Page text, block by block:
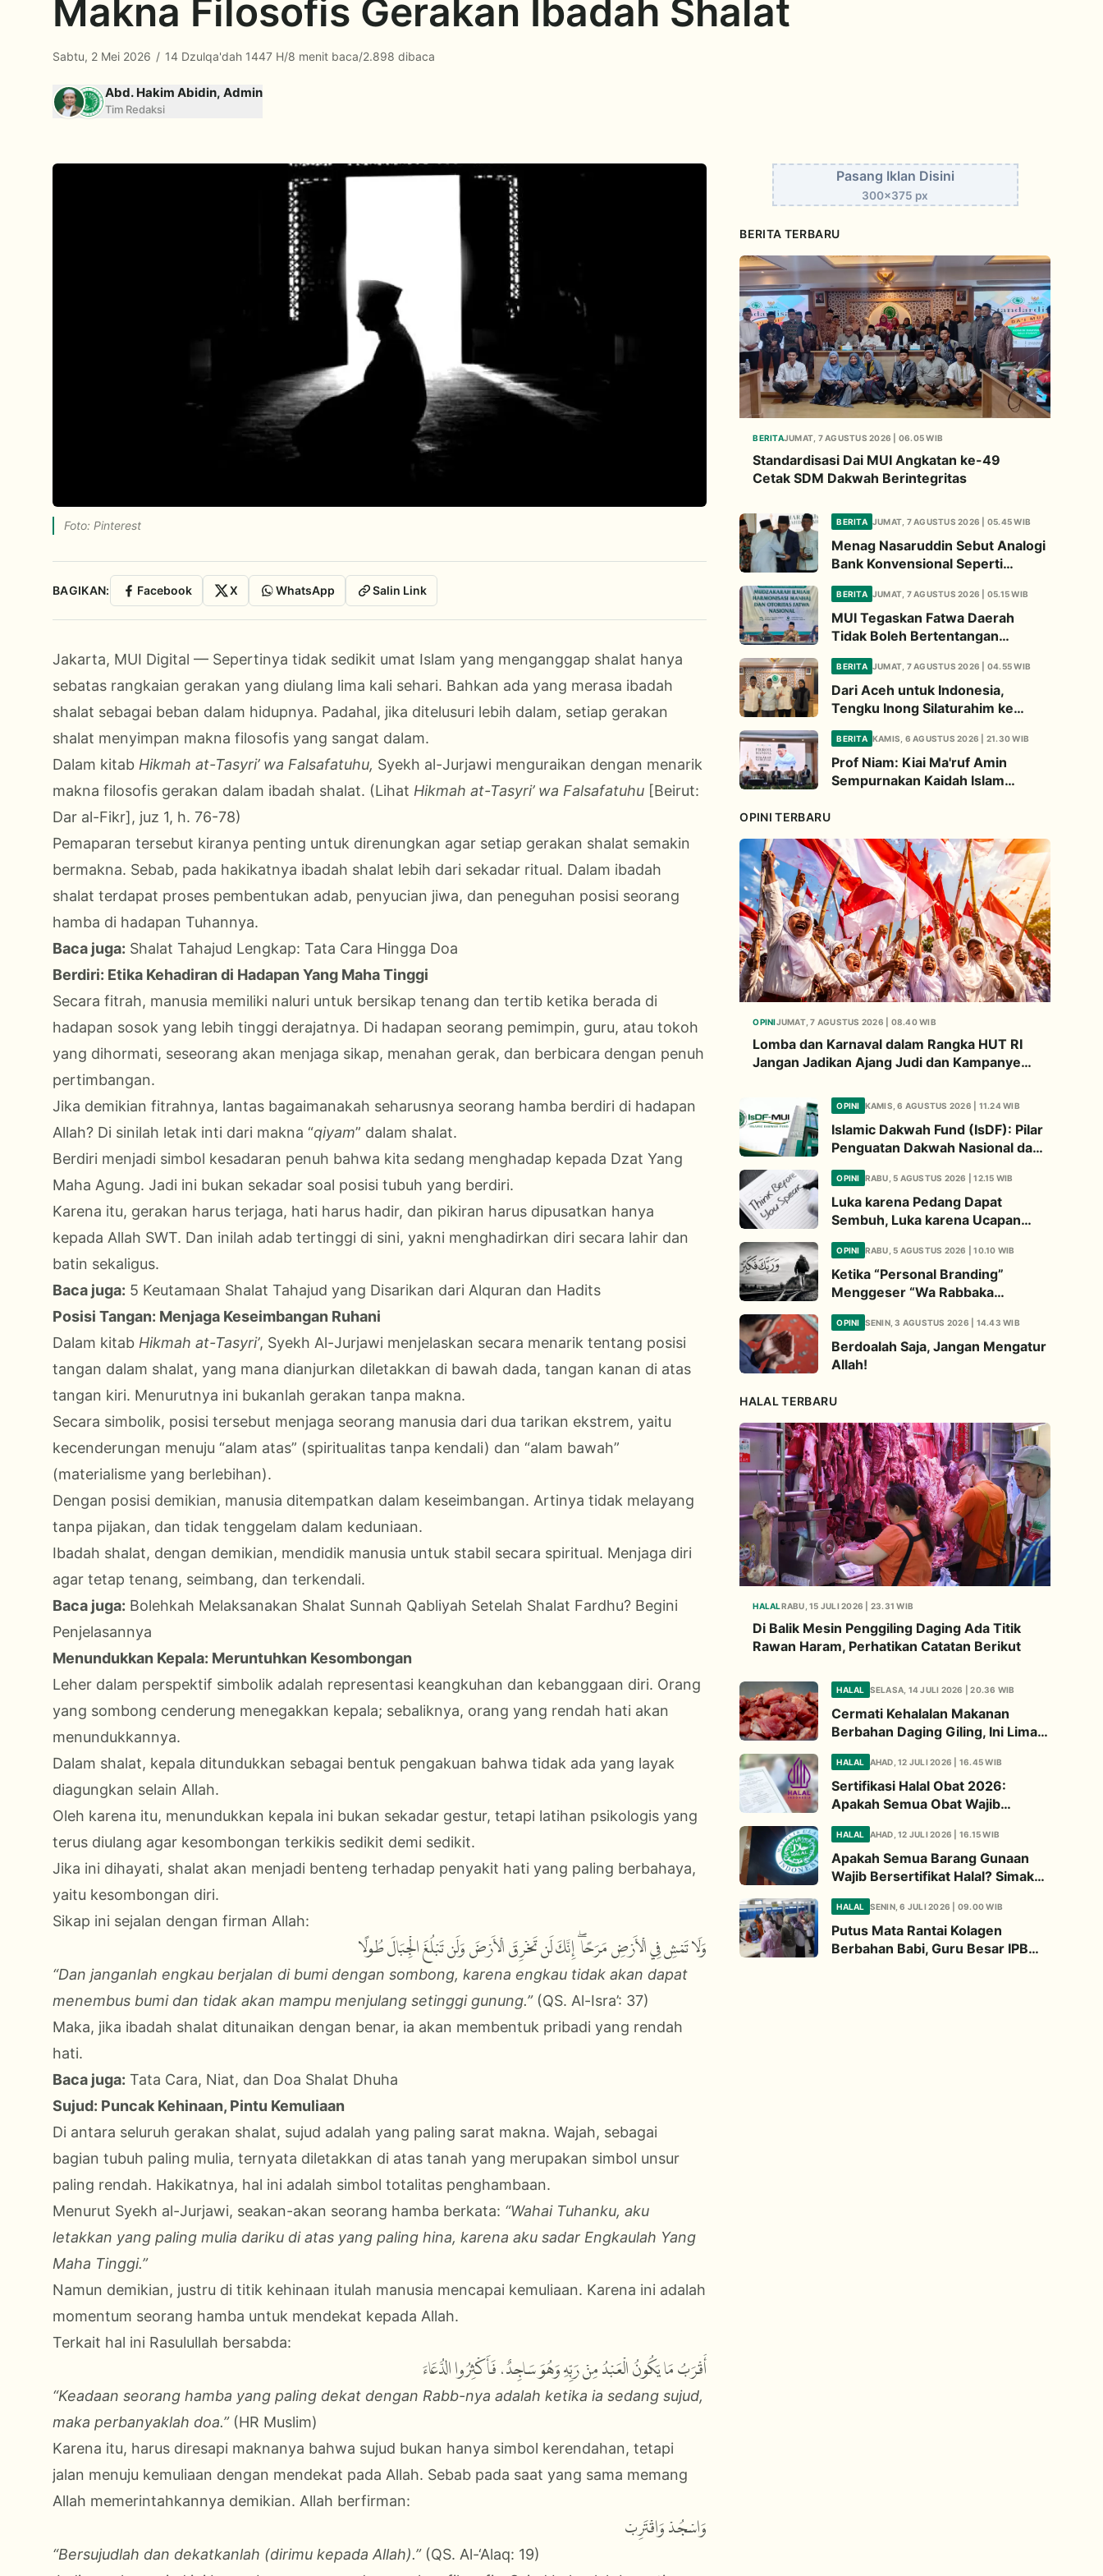
Makna Filosofis Gerakan Ibadah Shalat
Sabtu, 2 Mei 2026 / 14 Dzulqa'dah 1447 H/8 menit baca/2.898 dibaca
Abd. Hakim Abidin, Admin
Tim Redaksi
Foto: Pinterest
BAGIKAN: Facebook X WhatsApp Salin Link
Jakarta, MUI Digital — Sepertinya tidak sedikit umat Islam yang menganggap shalat hanya
sebatas rangkaian gerakan yang diulang lima kali sehari. Bahkan ada yang merasa ibadah
shalat sebagai beban dalam hidupnya. Padahal, jika ditelusuri lebih dalam, setiap gerakan
shalat menyimpan makna filosofis yang sangat dalam.
Dalam kitab Hikmah at-Tasyri’ wa Falsafatuhu, Syekh al-Jurjawi menguraikan dengan menarik
makna filosofis gerakan dalam ibadah shalat. (Lihat Hikmah at-Tasyri’ wa Falsafatuhu [Beirut:
Dar al-Fikr], juz 1, h. 76-78)
Pemaparan tersebut kiranya penting untuk direnungkan agar setiap gerakan shalat semakin
bermakna. Sebab, pada hakikatnya ibadah shalat lebih dari sekadar ritual. Dalam ibadah
shalat terdapat proses pembentukan adab, penyucian jiwa, dan peneguhan posisi seorang
hamba di hadapan Tuhannya.
Baca juga: Shalat Tahajud Lengkap: Tata Cara Hingga Doa
Berdiri: Etika Kehadiran di Hadapan Yang Maha Tinggi
Secara fitrah, manusia memiliki naluri untuk bersikap tenang dan tertib ketika berada di
hadapan sosok yang lebih tinggi derajatnya. Di hadapan seorang pemimpin, guru, atau tokoh
yang dihormati, seseorang akan menjaga sikap, menahan gerak, dan berbicara dengan penuh
pertimbangan.
Jika demikian fitrahnya, lantas bagaimanakah seharusnya seorang hamba berdiri di hadapan
Allah? Di sinilah letak inti dari makna “qiyam” dalam shalat.
Berdiri menjadi simbol kesadaran penuh bahwa kita sedang menghadap kepada Dzat Yang
Maha Agung. Jadi ini bukan sekadar soal posisi tubuh yang berdiri.
Karena itu, gerakan harus terjaga, hati harus hadir, dan pikiran harus dipusatkan hanya
kepada Allah SWT. Dan inilah adab tertinggi di sini, yakni menghadirkan diri secara lahir dan
batin sekaligus.
Baca juga: 5 Keutamaan Shalat Tahajud yang Disarikan dari Alquran dan Hadits
Posisi Tangan: Menjaga Keseimbangan Ruhani
Dalam kitab Hikmah at-Tasyri’, Syekh Al-Jurjawi menjelaskan secara menarik tentang posisi
tangan dalam shalat, yang mana dianjurkan diletakkan di bawah dada, tangan kanan di atas
tangan kiri. Menurutnya ini bukanlah gerakan tanpa makna.
Secara simbolik, posisi tersebut menjaga seorang manusia dari dua tarikan ekstrem, yaitu
kecenderungan menuju “alam atas” (spiritualitas tanpa kendali) dan “alam bawah”
(materialisme yang berlebihan).
Dengan posisi demikian, manusia ditempatkan dalam keseimbangan. Artinya tidak melayang
tanpa pijakan, dan tidak tenggelam dalam keduniaan.
Ibadah shalat, dengan demikian, mendidik manusia untuk stabil secara spiritual. Menjaga diri
agar tetap tenang, seimbang, dan terkendali.
Baca juga: Bolehkah Melaksanakan Shalat Sunnah Qabliyah Setelah Shalat Fardhu? Begini
Penjelasannya
Menundukkan Kepala: Meruntuhkan Kesombongan
Leher dalam perspektif simbolik adalah representasi keangkuhan dan kebanggaan diri. Orang
yang sombong cenderung menegakkan kepala; sebaliknya, orang yang rendah hati akan
menundukkannya.
Dalam shalat, kepala ditundukkan sebagai bentuk pengakuan bahwa tidak ada yang layak
diagungkan selain Allah.
Oleh karena itu, menundukkan kepala ini bukan sekadar gestur, tetapi latihan psikologis yang
terus diulang agar kesombongan terkikis sedikit demi sedikit.
Jika ini dihayati, shalat akan menjadi benteng terhadap penyakit hati yang paling berbahaya,
yaitu kesombongan diri.
Sikap ini sejalan dengan firman Allah:
وَلَا تَمْشِ فِي الْأَرْضِ مَرَحًا ۖ إِنَّكَ لَن تَخْرِقَ الْأَرْضَ وَلَن تَبْلُغَ الْجِبَالَ طُولًا
“Dan janganlah engkau berjalan di bumi dengan sombong, karena engkau tidak akan dapat
menembus bumi dan tidak akan mampu menjulang setinggi gunung.”(QS. Al-Isra’: 37)
Maka, jika ibadah shalat ditunaikan dengan benar, ia akan membentuk pribadi yang rendah
hati.
Baca juga: Tata Cara, Niat, dan Doa Shalat Dhuha
Sujud: Puncak Kehinaan, Pintu Kemuliaan
Di antara seluruh gerakan shalat, sujud adalah yang paling sarat makna. Wajah, sebagai
bagian tubuh paling mulia, ternyata diletakkan di atas tanah yang merupakan simbol unsur
paling rendah. Hakikatnya, hal ini adalah simbol totalitas penghambaan.
Menurut Syekh al-Jurjawi, seakan-akan seorang hamba berkata: “Wahai Tuhanku, aku
letakkan yang paling mulia dariku di atas yang paling hina, karena aku sadar Engkaulah Yang
Maha Tinggi.”
Namun demikian, justru di titik kehinaan itulah manusia mencapai kemuliaan. Karena ini adalah
momentum seorang hamba untuk mendekat kepada Allah.
Terkait hal ini Rasulullah bersabda:
أَقْرَبُ مَا يَكُونُ الْعَبْدُ مِنْ رَبِّهِ وَهُوَ سَاجِدٌ، فَأَكْثِرُوا الدُّعَاءَ
“Keadaan seorang hamba yang paling dekat dengan Rabb-nya adalah ketika ia sedang sujud,
maka perbanyaklah doa.”(HR Muslim)
Karena itu, harus diresapi maknanya bahwa sujud bukan hanya simbol kerendahan, tetapi
jalan menuju kemuliaan dengan mendekat pada Allah. Sebab pada saat yang sama memang
Allah memerintahkannya demikian. Allah berfirman:
وَاسْجُدْ وَاقْتَرِبْ
“Bersujudlah dan dekatkanlah (dirimu kepada Allah).” (QS. Al-‘Alaq: 19)
Pasang Iklan Disini
300x375 px
BERITA TERBARU
BERITAJUMAT, 7 AGUSTUS 2026 | 06.05 WIB
Standardisasi Dai MUI Angkatan ke-49
Cetak SDM Dakwah Berintegritas
BERITA JUMAT, 7 AGUSTUS 2026 | 05.45 WIB
Menag Nasaruddin Sebut Analogi
Bank Konvensional Seperti
Tayamum Kiai Ma'ruf Sangat
Dahsyat
BERITA JUMAT, 7 AGUSTUS 2026 | 05.15 WIB
MUI Tegaskan Fatwa Daerah
Tidak Boleh Bertentangan
dengan Fatwa Pusat
BERITA JUMAT, 7 AGUSTUS 2026 | 04.55 WIB
Dari Aceh untuk Indonesia,
Tengku Inong Silaturahim ke
Komisi Pesantren MUI Perkuat
Dakwah Ekologi
BERITA KAMIS, 6 AGUSTUS 2026 | 21.30 WIB
Prof Niam: Kiai Ma'ruf Amin
Sempurnakan Kaidah Islam
OPINI TERBARU
OPINIJUMAT, 7 AGUSTUS 2026 | 08.40 WIB
Lomba dan Karnaval dalam Rangka HUT RI
Jangan Jadikan Ajang Judi dan Kampanye
OPINI KAMIS, 6 AGUSTUS 2026 | 11.24 WIB
Islamic Dakwah Fund (IsDF): Pilar
Penguatan Dakwah Nasional dan
Jembatan Kepedulian Umat
Global
OPINI RABU, 5 AGUSTUS 2026 | 12.15 WIB
Luka karena Pedang Dapat
Sembuh, Luka karena Ucapan
Dapat Diwariskan
OPINI RABU, 5 AGUSTUS 2026 | 10.10 WIB
Ketika “Personal Branding”
Menggeser “Wa Rabbaka
Fakabbir”
OPINI SENIN, 3 AGUSTUS 2026 | 14.43 WIB
Berdoalah Saja, Jangan Mengatur
Allah!
HALAL TERBARU
HALALRABU, 15 JULI 2026 | 23.31 WIB
Di Balik Mesin Penggiling Daging Ada Titik
Rawan Haram, Perhatikan Catatan Berikut
HALAL SELASA, 14 JULI 2026 | 20.36 WIB
Cermati Kehalalan Makanan
Berbahan Daging Giling, Ini Lima
Diperhatikan
HALAL AHAD, 12 JULI 2026 | 16.45 WIB
Sertifikasi Halal Obat 2026:
Apakah Semua Obat Wajib
Penjelasannya
HALAL AHAD, 12 JULI 2026 | 16.15 WIB
Apakah Semua Barang Gunaan
Wajib Bersertifikat Halal? Simak
HALAL SENIN, 6 JULI 2026 | 09.00 WIB
Putus Mata Rantai Kolagen
Berbahan Babi, Guru Besar IPB